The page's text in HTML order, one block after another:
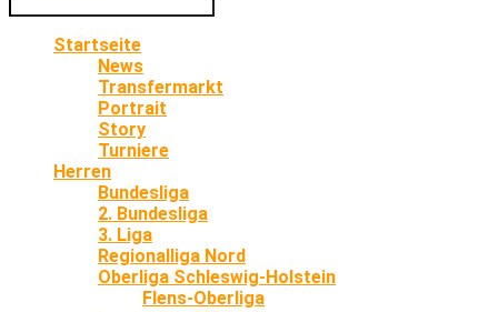
Startseite
News
Transfermarkt
Portrait
Story
Turniere
Herren
Bundesliga
2. Bundesliga
3. Liga
Regionalliga Nord
Oberliga Schleswig-Holstein
Flens-Oberliga